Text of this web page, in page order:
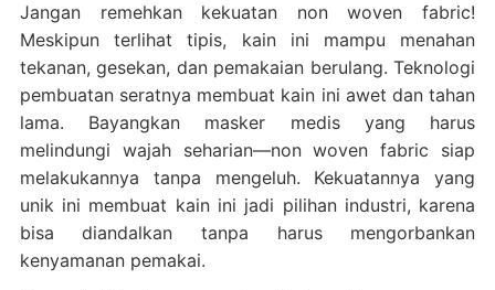
Jangan remehkan kekuatan non woven fabric!
Meskipun terlihat tipis, kain ini mampu menahan
tekanan, gesekan, dan pemakaian berulang. Teknologi
pembuatan seratnya membuat kain ini awet dan tahan
lama. Bayangkan masker medis yang harus
melindungi wajah seharian—non woven fabric siap
melakukannya tanpa mengeluh. Kekuatannya yang
unik ini membuat kain ini jadi pilihan industri, karena
bisa diandalkan tanpa harus mengorbankan
kenyamanan pemakai.